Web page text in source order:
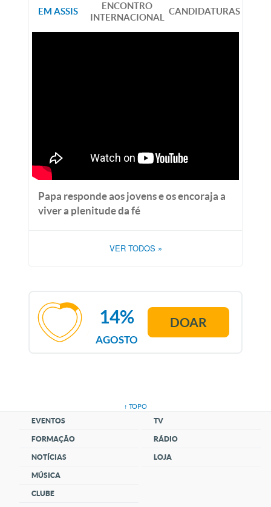
EM ASSIS
ENCONTRO
INTERNACIONAL
CANDIDATURAS
Papa responde aos jovens e os encoraja a
viver a plenitude da fé
VER TODOS »
AGOSTO
14% DOAR
↑ TOPO
EVENTOS
FORMAÇÃO
NOTÍCIAS
MÚSICA
CLUBE
TV
RÁDIO
LOJA